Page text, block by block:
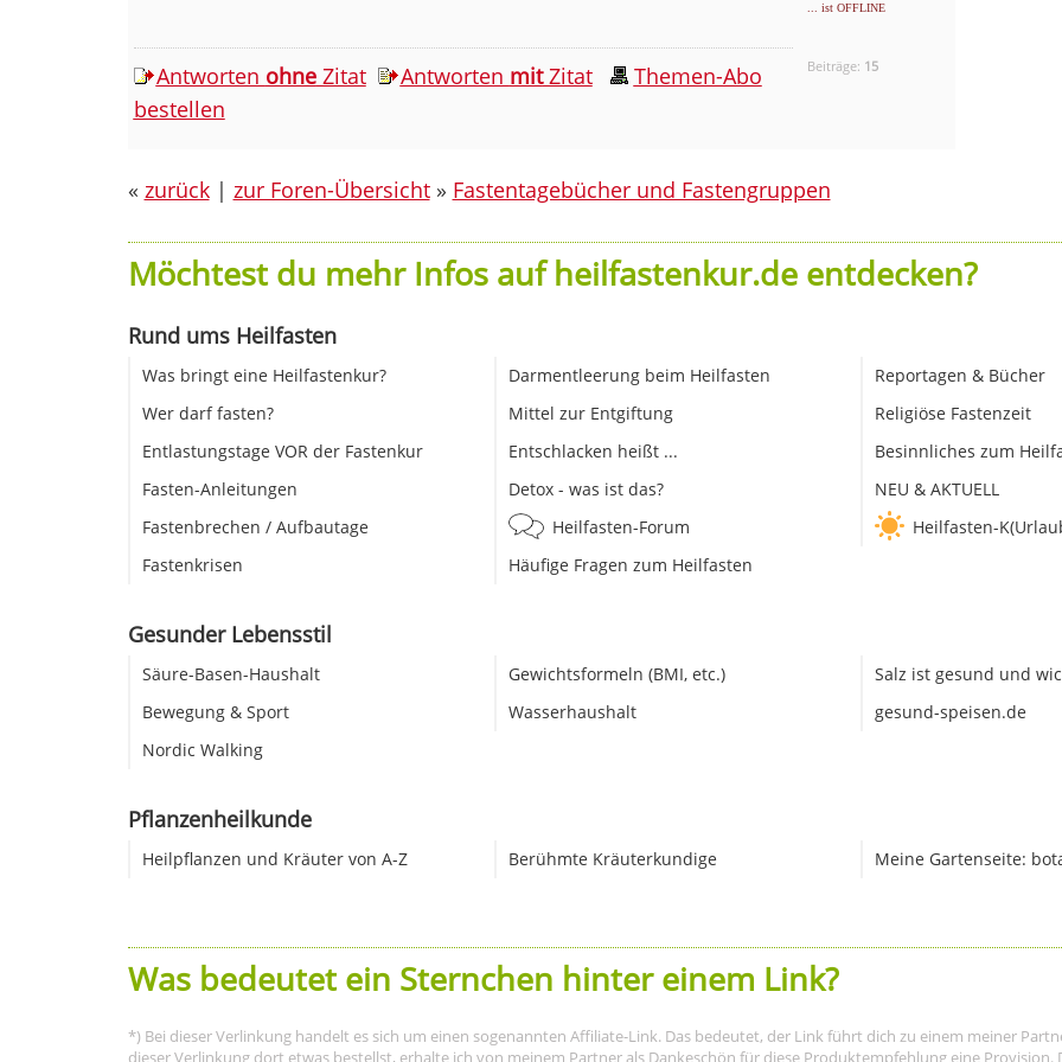
... ist OFFLINE
Beiträge: 15
Antworten ohneZitat Antworten mitZitat
Themen-Abo
bestellen
« zurück| zur Foren-Übersicht» Fastentagebücher und Fastengruppen
Möchtest du mehr Infos auf heilfastenkur.de entdecken?
Rund ums Heilfasten
Was bringt eine Heilfastenkur?
Wer darf fasten?
Entlastungstage VOR der Fastenkur
Fasten-Anleitungen
Fastenbrechen / Aufbautage
Fastenkrisen
Darmentleerung beim Heilfasten
Mittel zur Entgiftung
Entschlacken heißt ...
Detox - was ist das?
Heilfasten-Forum
Häufige Fragen zum Heilfasten
Reportagen & Bücher
Religiöse Fastenzeit
Besinnliches zum
NEU & AKTUELL
Heilfasten-
Gesunder Lebensstil
Säure-Basen-Haushalt
Bewegung & Sport
Nordic Walking
Gewichtsformeln (BMI, etc.)
Wasserhaushalt
Salz ist gesund und
gesund-speisen.de
Pflanzenheilkunde
Heilpflanzen und Kräuter von A-Z Berühmte Kräuterkundige Meine Gartenseite:
Was bedeutet ein Sternchen hinter einem Link?
*) Bei dieser Verlinkung handelt es sich um einen sogenannten Affiliate-Link. Das bedeutet, der Link führt dich zu einem meiner
dieser Verlinkung dort etwas bestellst, erhalte ich von meinem Partner als Dankeschön für diese Produktempfehlung eine Provision.